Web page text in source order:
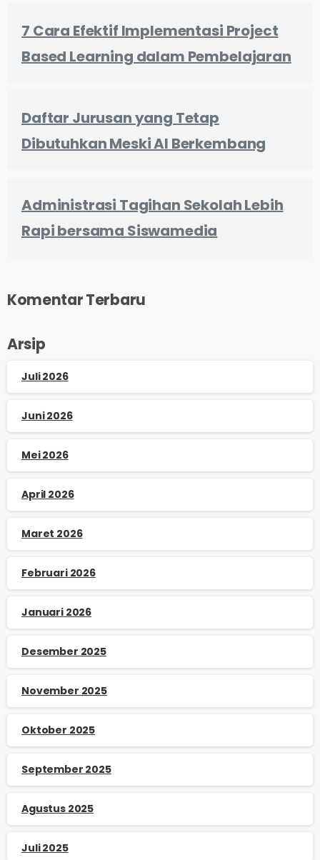
7 Cara Efektif Implementasi Project
Based Learning dalam Pembelajaran
Daftar Jurusan yang Tetap
Dibutuhkan Meski AI Berkembang
Administrasi Tagihan Sekolah Lebih
Rapi bersama Siswamedia
Komentar Terbaru
Arsip
Juli 2026
Juni 2026
Mei 2026
April 2026
Maret 2026
Februari 2026
Januari 2026
Desember 2025
November 2025
Oktober 2025
September 2025
Agustus 2025
Juli 2025